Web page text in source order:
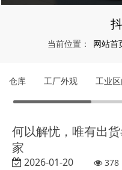
当前位置： 网站首
仓库 工厂外观 工业
何以解忧，唯有出
家
2026-01-20 378